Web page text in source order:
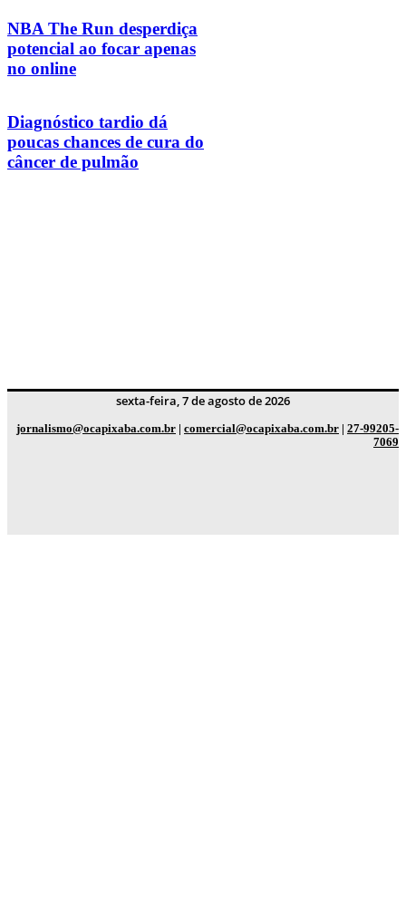
NBA The Run desperdiça
potencial ao focar apenas
no online
Diagnóstico tardio dá
poucas chances de cura do
câncer de pulmão
sexta-feira, 7 de agosto de 2026
jornalismo@ocapixaba.com.br | comercial@ocapixaba.com.br | 27-99205-
7069